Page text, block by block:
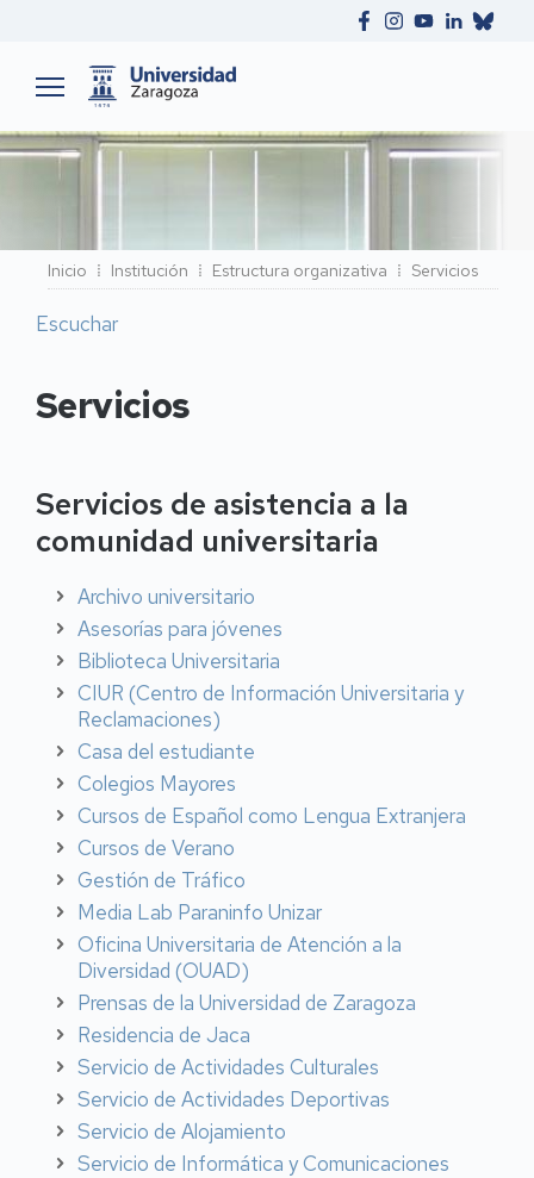
Ruta
de
navegación
Inicio Institución Estructura organizativa Servicios
Escuchar
Servicios
Servicios de asistencia a la
comunidad universitaria
Archivo universitario
Asesorías para jóvenes
Biblioteca Universitaria
CIUR (Centro de Información Universitaria y
Reclamaciones)
Casa del estudiante
Colegios Mayores
Cursos de Español como Lengua Extranjera
Cursos de Verano
Gestión de Tráfico
Media Lab Paraninfo Unizar
Oficina Universitaria de Atención a la
Diversidad (OUAD)
Prensas de la Universidad de Zaragoza
Residencia de Jaca
Servicio de Actividades Culturales
Servicio de Actividades Deportivas
Servicio de Alojamiento
Servicio de Informática y Comunicaciones